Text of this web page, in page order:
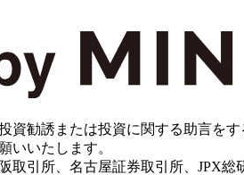
勧誘または投資に関する助言をす
いいたします。
引所、名古屋証券取引所、JPX総